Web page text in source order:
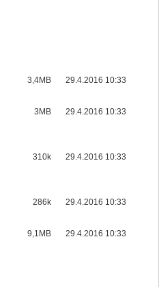
3,4MB 29.4.2016 10:33
3MB 29.4.2016 10:33
310k 29.4.2016 10:33
286k 29.4.2016 10:33
9,1MB 29.4.2016 10:33